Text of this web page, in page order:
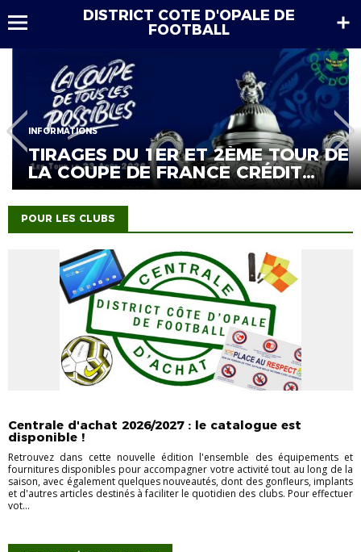
DISTRICT COTE D'OPALE DE
FOOTBALL
DU 1ER ET 2ÈME TOUR DE
DE FRANCE CRÉDIT
2026/2027...
INFORMATIONS
APPEL
POUR LES CLUBS
Centrale d'achat 2026/2027 : le catalogue est
disponible !
Retrouvez dans cette nouvelle édition l'ensemble des équipements et
fournitures disponibles pour accompagner votre activité tout au long de la
saison, avec également quelques nouveautés, dont des gonfleurs, implants
et d'autres articles destinés à faciliter le quotidien des clubs. Pour effectuer
vot...